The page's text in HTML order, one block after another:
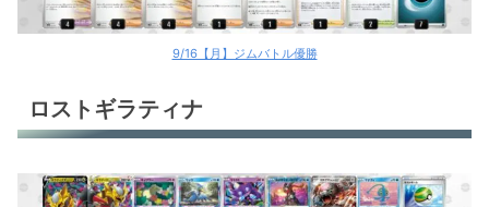
9/16【月】ジムバトル優勝
ロストギラティナ